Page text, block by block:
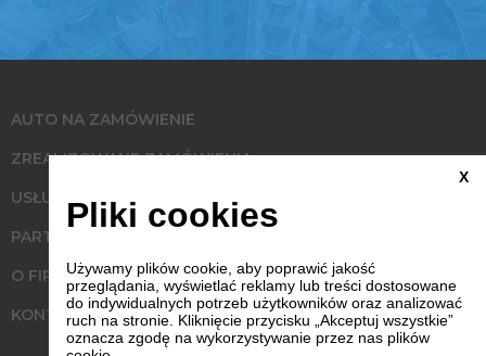
AUTO NA ZAMÓWIENIE
ZREALIZOWANE ZAMÓWIENIA
USŁUGI
PARTNERZY
O FIRMIE
KONTAKT
X
Pliki cookies
Używamy plików cookie, aby poprawić jakość
przeglądania, wyświetlać reklamy lub treści dostosowane
do indywidualnych potrzeb użytkowników oraz analizować
ruch na stronie. Kliknięcie przycisku „Akceptuj wszystkie”
oznacza zgodę na wykorzystywanie przez nas plików